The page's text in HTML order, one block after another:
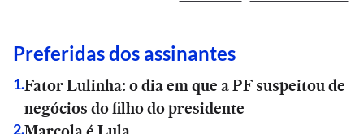
Preferidas dos assinantes
1.Fator Lulinha: o dia em que a PF suspeitou de
negócios do filho do presidente
2.